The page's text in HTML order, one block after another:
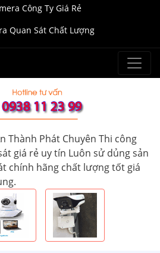
Công Ty Giá Rẻ
Quan Sát Chất Lượng
Thành Phát Chuyên Thi công
giá rẻ uy tín Luôn sử dủng sản
chính hãng chất lượng tốt giá